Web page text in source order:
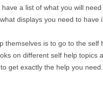
a list of what you will
displays you need to have
is to go to the self
on different self help topics
get exactly the help you need.